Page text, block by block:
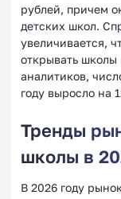
рублей, причем
детских школ.
увеличивается,
открывать
аналитиков,
году выросло на
Тренды
школы в
В 2026 году